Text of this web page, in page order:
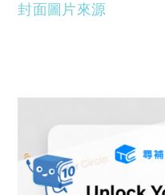
封面圖片來源